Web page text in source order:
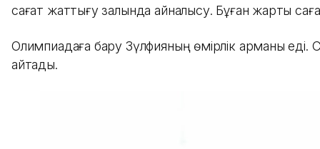
сағат жаттығу залында айналысу. Бұған жарты
Олимпиадаға бару Зүлфияның өмірлік арманы еді.
айтады.